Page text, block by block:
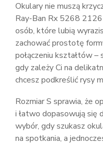
Okulary nie muszą
Ray-Ban Rx 5268
osób, które lubią
zachować prostotę
połączeniu kształtów
gdy zależy Ci na
chcesz podkreślić rysy
Rozmiar S sprawia, że
i łatwo dopasowują
wybór, gdy szukasz
na spotkania, a